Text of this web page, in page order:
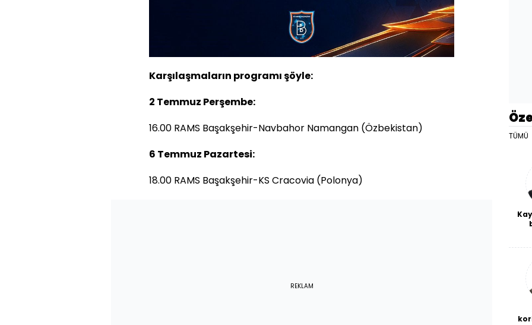
Karşılaşmaların programı şöyle:
2 Temmuz Perşembe:
16.00 RAMS Başakşehir-Navbahor Namangan (Özbekistan)
6 Temmuz Pazartesi:
18.00 RAMS Başakşehir-KS Cracovia (Polonya)
REKLAM
TÜMÜ